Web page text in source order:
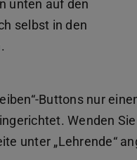
unten auf den
selbst in den
Buttons nur
Wenden
unter „Lehrende“